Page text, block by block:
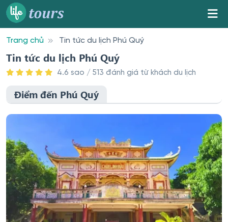
Trang chủ Tin tức du lịch Phú Quý
Tin tức du lịch Phú Quý
4.6 sao / 513 đánh giá từ khách du lịch
Điểm đến Phú Quý